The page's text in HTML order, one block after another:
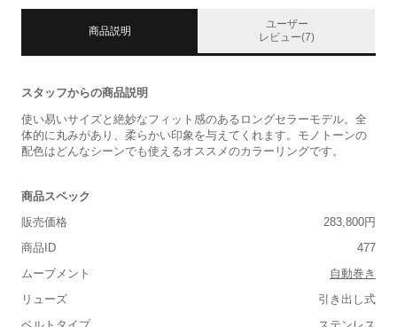
商品説明
ユーザー
レビュー(7)
スタッフからの商品説明
使い易いサイズと絶妙なフィット感のあるロングセラーモデル。全
体的に丸みがあり、柔らかい印象を与えてくれます。モノトーンの
配色はどんなシーンでも使えるオススメのカラーリングです。
商品スペック
販売価格
283,800円
商品ID
477
ムーブメント
自動巻き
リューズ
引き出し式